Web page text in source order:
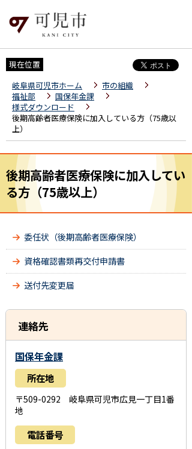
現在位置
岐阜県可児市ホーム
市の組織
福祉部
国保年金課
様式ダウンロード
後期高齢者医療保険に加入している方（75歳以
上）
後期高齢者医療保険に加入してい
る方（75歳以上）
委任状（後期高齢者医療保険）
資格確認書類再交付申請書
送付先変更届
連絡先
国保年金課
所在地
〒509-0292 岐阜県可児市広見一丁目1番
地
電話番号